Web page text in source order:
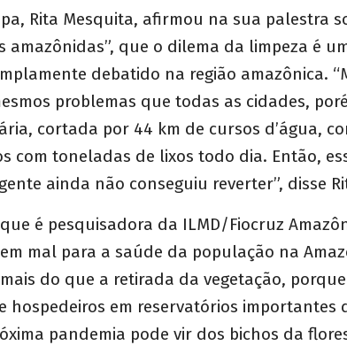
Rita Mesquita, afirmou na sua palestra
amazônidas”, que o dilema da limpeza é
debatido na região amazônica.
problemas que todas as cidades,
cortada por 44 km de cursos d’água,
com toneladas de lixos todo dia. Então,
ainda não conseguiu reverter”, disse
é pesquisadora da ILMD/Fiocruz
mal para a saúde da população na
do que a retirada da vegetação,
hospedeiros em reservatórios importantes
pandemia pode vir dos bichos da